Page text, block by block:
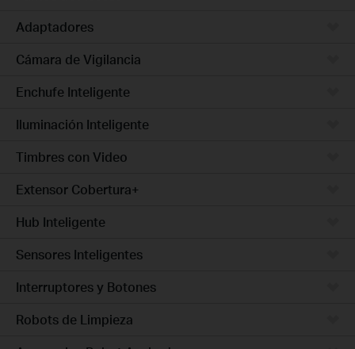
Adaptadores
Cámara de Vigilancia
Enchufe Inteligente
Iluminación Inteligente
Timbres con Video
Extensor Cobertura+
Hub Inteligente
Sensores Inteligentes
Interruptores y Botones
Robots de Limpieza